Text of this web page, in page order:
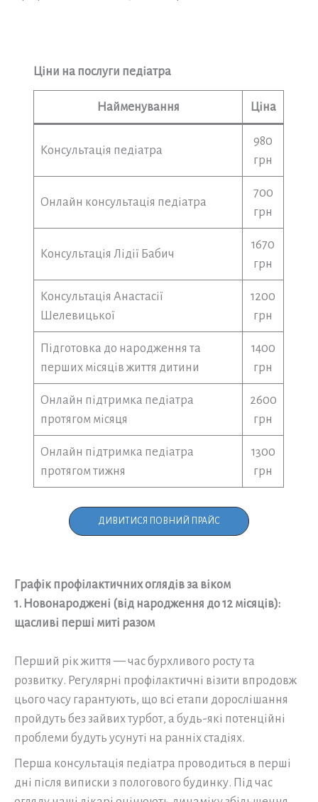
Ціни на послуги педіатра
Найменування Ціна
Консультація педіатра
980
грн
Онлайн консультація педіатра
700
грн
Консультація Лідії Бабич
1670
грн
Консультація Анастасії
Шелевицької
1200
грн
Підготовка до народження та
перших місяців життя дитини
1400
грн
Онлайн підтримка педіатра
протягом місяця
2600
грн
Онлайн підтримка педіатра
протягом тижня
1300
грн
ДИВИТИСЯ ПОВНИЙ ПРАЙС
Графік профілактичних оглядів за віком
1. Новонароджені (від народження до 12 місяців):
щасливі перші миті разом
Перший рік життя — час бурхливого росту та
розвитку. Регулярні профілактичні візити впродовж
цього часу гарантують, що всі етапи дорослішання
пройдуть без зайвих турбот, а будь-які потенційні
проблеми будуть усунуті на ранніх стадіях.
Перша консультація педіатра проводиться в перші
дні після виписки з пологового будинку. Під час